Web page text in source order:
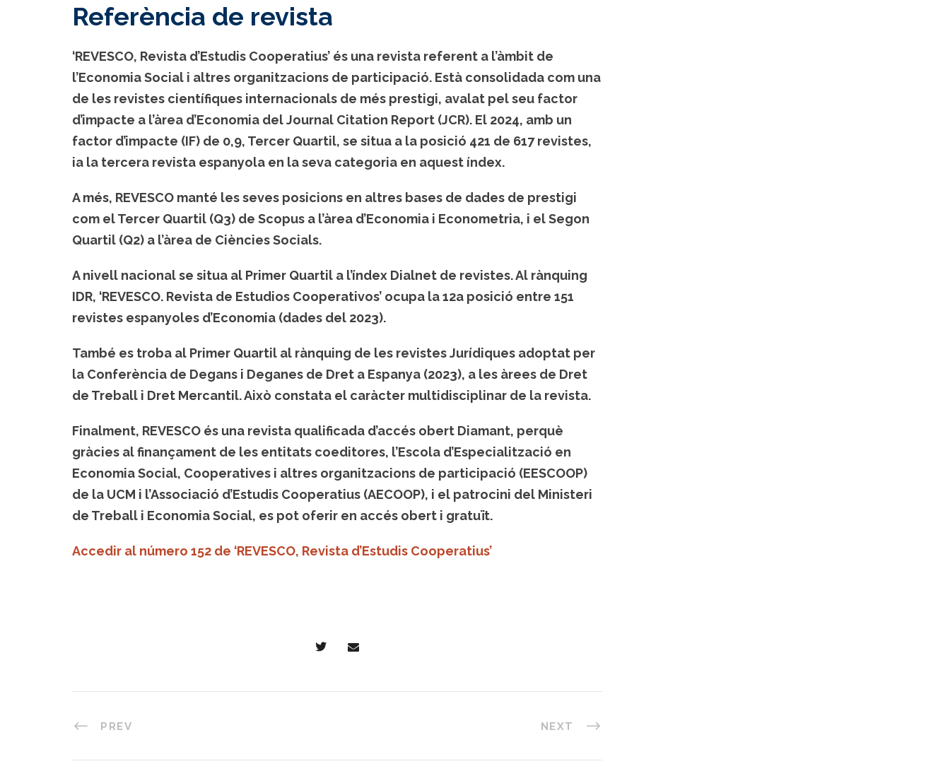
Referència de revista
‘REVESCO, Revista d’Estudis Cooperatius’ és una revista referent a l’àmbit de
l’Economia Social i altres organitzacions de participació. Està consolidada com una
de les revistes científiques internacionals de més prestigi, avalat pel seu factor
d’impacte a l’àrea d’Economia del Journal Citation Report (JCR). El 2024, amb un
factor d’impacte (IF) de 0,9, Tercer Quartil, se situa a la posició 421 de 617 revistes,
ia la tercera revista espanyola en la seva categoria en aquest índex.
A més, REVESCO manté les seves posicions en altres bases de dades de prestigi
com el Tercer Quartil (Q3) de Scopus a l’àrea d’Economia i Econometria, i el Segon
Quartil (Q2) a l’àrea de Ciències Socials.
A nivell nacional se situa al Primer Quartil a l’índex Dialnet de revistes. Al rànquing
IDR, ‘REVESCO. Revista de Estudios Cooperativos’ ocupa la 12a posició entre 151
revistes espanyoles d’Economia (dades del 2023).
També es troba al Primer Quartil al rànquing de les revistes Jurídiques adoptat per
la Conferència de Degans i Deganes de Dret a Espanya (2023), a les àrees de Dret
de Treball i Dret Mercantil. Això constata el caràcter multidisciplinar de la revista.
Finalment, REVESCO és una revista qualificada d’accés obert Diamant, perquè
gràcies al finançament de les entitats coeditores, l’Escola d’Especialització en
Economia Social, Cooperatives i altres organitzacions de participació (EESCOOP)
de la UCM i l’Associació d’Estudis Cooperatius (AECOOP), i el patrocini del Ministeri
de Treball i Economia Social, es pot oferir en accés obert i gratuït.
Accedir al número 152 de ‘REVESCO, Revista d’Estudis Cooperatius’
PREV NEXT